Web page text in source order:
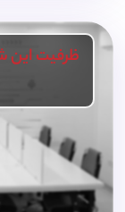
ظرفیت این